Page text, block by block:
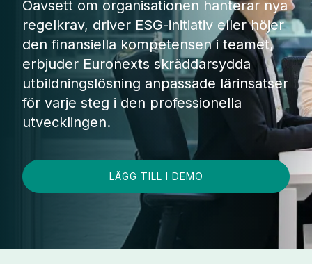
Oavsett om organisationen hanterar nya
regelkrav, driver ESG-initiativ eller höjer
den finansiella kompetensen i teamet,
erbjuder Euronexts skräddarsydda
utbildningslösning anpassade lärinsatser
för varje steg i den professionella
utvecklingen.
LÄGG TILL I DEMO